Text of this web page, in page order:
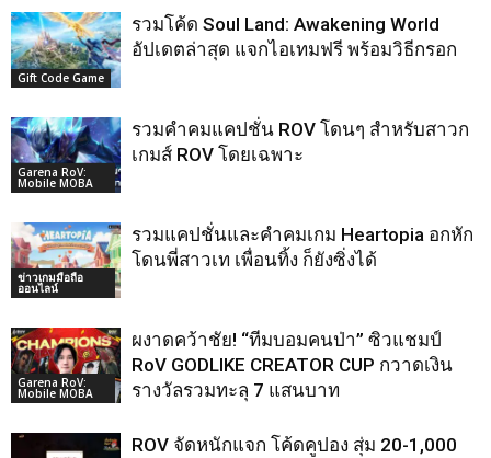
Gift Code Game
รวมโค้ด Soul Land: Awakening World
อัปเดตล่าสุด แจกไอเทมฟรี พร้อมวิธีกรอก
Garena RoV:
Mobile MOBA
รวมคำคมแคปชั่น ROV โดนๆ สำหรับสาวก
เกมส์ ROV โดยเฉพาะ
ข่าวเกมมือถือ
ออนไลน์
รวมแคปชั่นและคำคมเกม Heartopia อกหัก
โดนพี่สาวเท เพื่อนทิ้ง ก็ยังซิ่งได้
Garena RoV:
Mobile MOBA
ผงาดคว้าชัย! “ทีมบอมคนป่า” ซิวแชมป์
RoV GODLIKE CREATOR CUP กวาดเงิน
รางวัลรวมทะลุ 7 แสนบาท
ROV จัดหนักแจก โค้ดคูปอง สุ่ม 20-1,000